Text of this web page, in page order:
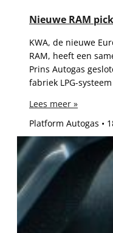
Nieuwe RAM
KWA, de nieuwe
RAM, heeft een
Prins Autogas
fabriek LPG-
Lees meer »
Platform Autogas